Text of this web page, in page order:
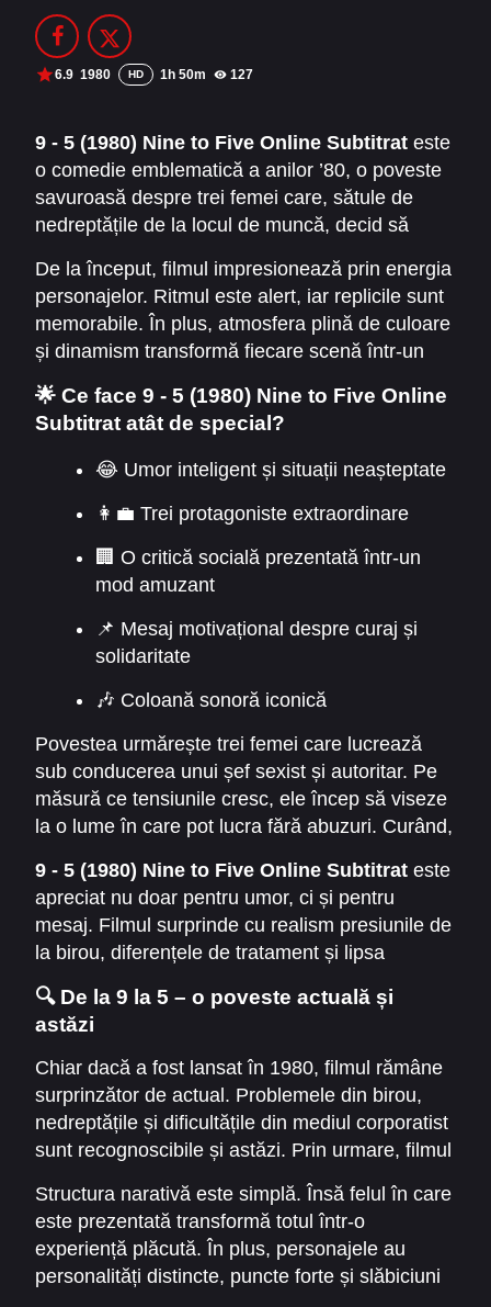
Filme Online 2014
Filme Online 2012
DMCA
SERIALE ONLINE
TERMENI ȘI CONDIȚII
CONTACT
6.9 1980 HD 1h 50m 127
9 - 5 (1980) Nine to Five Online Subtitrat este
o comedie emblematică a anilor ’80, o poveste
savuroasă despre trei femei care, sătule de
nedreptățile de la locul de muncă, decid să
inteligent, situațiile absurde și mesajul social
puternic, devenind rapid un titlu clasic. Totodată,
este cunoscut la noi și sub numeleDe la 9 la 5,
un titlu care surprinde perfect rutina zilnică pe
care personajele încearcă să o depășească.
De la început, filmul impresionează prin energia
personajelor. Ritmul este alert, iar replicile sunt
memorabile. În plus, atmosfera plină de culoare
și dinamism transformă fiecare scenă într-un
frustrările angajaților obișnuiți, folosind însă
comedia ca principală armă.
🌟 Ce face 9 - 5 (1980) Nine to Five Online
Subtitrat atât de special?
😂 Umor inteligent și situații neașteptate
👩‍💼 Trei protagoniste extraordinare
🏢 O critică socială prezentată într-un
mod amuzant
📌 Mesaj motivațional despre curaj și
solidaritate
🎶 Coloană sonoră iconică
Povestea urmărește trei femei care lucrează
sub conducerea unui șef sexist și autoritar. Pe
măsură ce tensiunile cresc, ele încep să viseze
la o lume în care pot lucra fără abuzuri. Curând,
spectaculoase. De aici pornesc scene pline de
comedie și situații incredibile. De asemenea,
relația dintre cele trei protagoniste evoluează
frumos, punând accent pe sprijin și prietenie.
9 - 5 (1980) Nine to Five Online Subtitrat este
apreciat nu doar pentru umor, ci și pentru
mesaj. Filmul surprinde cu realism presiunile de
la birou, diferențele de tratament și lipsa
păstrează un ton optimist și oferă soluții prin
spirit de echipă și determinare.
🔍 De la 9 la 5 – o poveste actuală și
astăzi
Chiar dacă a fost lansat în 1980, filmul rămâne
surprinzător de actual. Problemele din birou,
nedreptățile și dificultățile din mediul corporatist
sunt recognoscibile și astăzi. Prin urmare, filmul
despre dreptate și egalitate.
Structura narativă este simplă. Însă felul în care
este prezentată transformă totul într-o
experiență plăcută. În plus, personajele au
personalități distincte, puncte forte și slăbiciuni